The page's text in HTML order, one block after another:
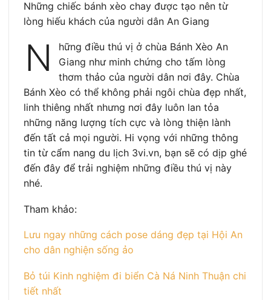
Những chiếc bánh xèo chay được tạo nên từ
lòng hiếu khách của người dân An Giang
N
hững điều thú vị ở chùa Bánh Xèo An
Giang như minh chứng cho tấm lòng
thơm thảo của người dân nơi đây. Chùa
Bánh Xèo có thể không phải ngôi chùa đẹp nhất,
linh thiêng nhất nhưng nơi đây luôn lan tỏa
những năng lượng tích cực và lòng thiện lành
đến tất cả mọi người. Hi vọng với những thông
tin từ cẩm nang du lịch 3vi.vn, bạn sẽ có dịp ghé
đến đây để trải nghiệm những điều thú vị này
nhé.
Tham khảo:
Lưu ngay những cách pose dáng đẹp tại Hội An
cho dân nghiện sống ảo
Bỏ túi Kinh nghiệm đi biển Cà Ná Ninh Thuận chi
tiết nhất